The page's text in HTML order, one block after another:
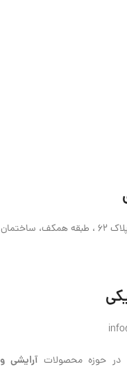
هرمزگان، خیابان بهادر جنوبی، کوچه فضیلت 6 ، پلاک 62 ، طبقه همکف، ساختمان
در حوزه محصولاتآرایشی و